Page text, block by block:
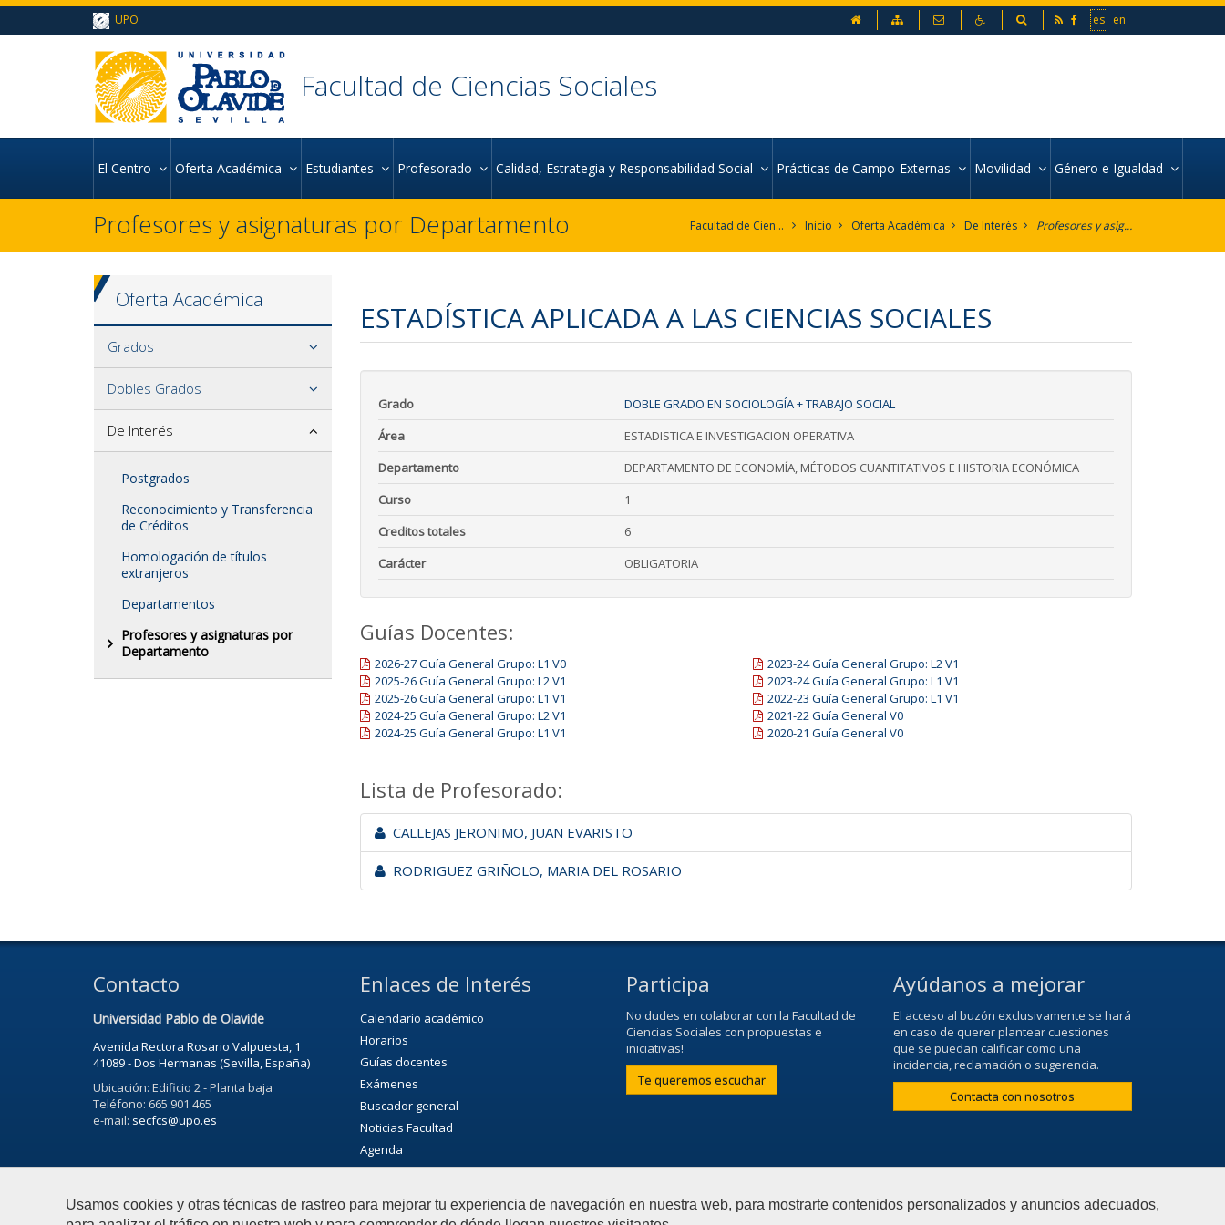
Usamos cookies y otras técnicas de rastreo para mejorar tu experiencia de navegación en nuestra web, para mostrarte contenidos personalizados y anuncios adecuados,
Ir al contenido principal de la página (alt + s)
Ir a la cabecera de la página (alt + c)
Ir al pie de la página (alt + p)
Ir al menú principal (alt + u)
es en
UPO Mapa web Contacto AccesibilidadBuscador
Facultad de Ciencias Sociales
El Centro Oferta Académica Estudiantes Profesorado Calidad, Estrategia y Responsabilidad Social Prácticas de Campo-Externas Movilidad Género e Igualdad
Profesores y asignaturas por Departamento Facultad de Ciencias Sociales Inicio Oferta Académica De Interés Profesores y asignaturas por Departamento
Oferta Académica
Grados
Dobles Grados
De Interés
Postgrados
Reconocimiento y Transferencia
de Créditos
Homologación de títulos
extranjeros
Departamentos
Profesores y asignaturas por
Departamento
ESTADÍSTICA APLICADA A LAS CIENCIAS SOCIALES
Grado
DOBLE GRADO EN SOCIOLOGÍA + TRABAJO SOCIAL
Área
ESTADISTICA E INVESTIGACION OPERATIVA
Departamento
DEPARTAMENTO DE ECONOMÍA, MÉTODOS CUANTITATIVOS E HISTORIA ECONÓMICA
Curso
1
Creditos totales
6
Carácter
OBLIGATORIA
Guías Docentes:
2026-27 Guía General Grupo: L1 V0
2025-26 Guía General Grupo: L2 V1
2025-26 Guía General Grupo: L1 V1
2024-25 Guía General Grupo: L2 V1
2024-25 Guía General Grupo: L1 V1
2023-24 Guía General Grupo: L2 V1
2023-24 Guía General Grupo: L1 V1
2022-23 Guía General Grupo: L1 V1
2021-22 Guía General V0
2020-21 Guía General V0
Lista de Profesorado:
CALLEJAS JERONIMO, JUAN EVARISTO
RODRIGUEZ GRIÑOLO, MARIA DEL ROSARIO
Contacto
Universidad Pablo de Olavide
Avenida Rectora Rosario Valpuesta, 1
41089 - Dos Hermanas (Sevilla, España)
Ubicación: Edificio 2 - Planta baja
Teléfono: 665 901 465
e-mail: secfcs@upo.es
Enlaces de Interés
Calendario académico
Horarios
Guías docentes
Exámenes
Buscador general
Noticias Facultad
Agenda
Agenda Cultural de la Universidad
Participa
No dudes en colaborar con la Facultad de
Ciencias Sociales con propuestas e
iniciativas!
Te queremos escuchar
Ayúdanos a mejorar
El acceso al buzón exclusivamente se hará
en caso de querer plantear cuestiones
que se puedan calificar como una
incidencia, reclamación o sugerencia.
Contacta con nosotros